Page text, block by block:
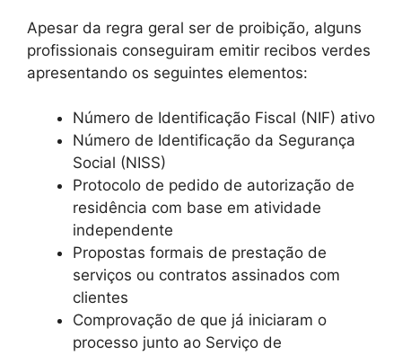
Apesar da regra geral ser de proibição, alguns
profissionais conseguiram emitir recibos verdes
apresentando os seguintes elementos:
Número de Identificação Fiscal (NIF) ativo
Número de Identificação da Segurança
Social (NISS)
Protocolo de pedido de autorização de
residência com base em atividade
independente
Propostas formais de prestação de
serviços ou contratos assinados com
clientes
Comprovação de que já iniciaram o
processo junto ao Serviço de